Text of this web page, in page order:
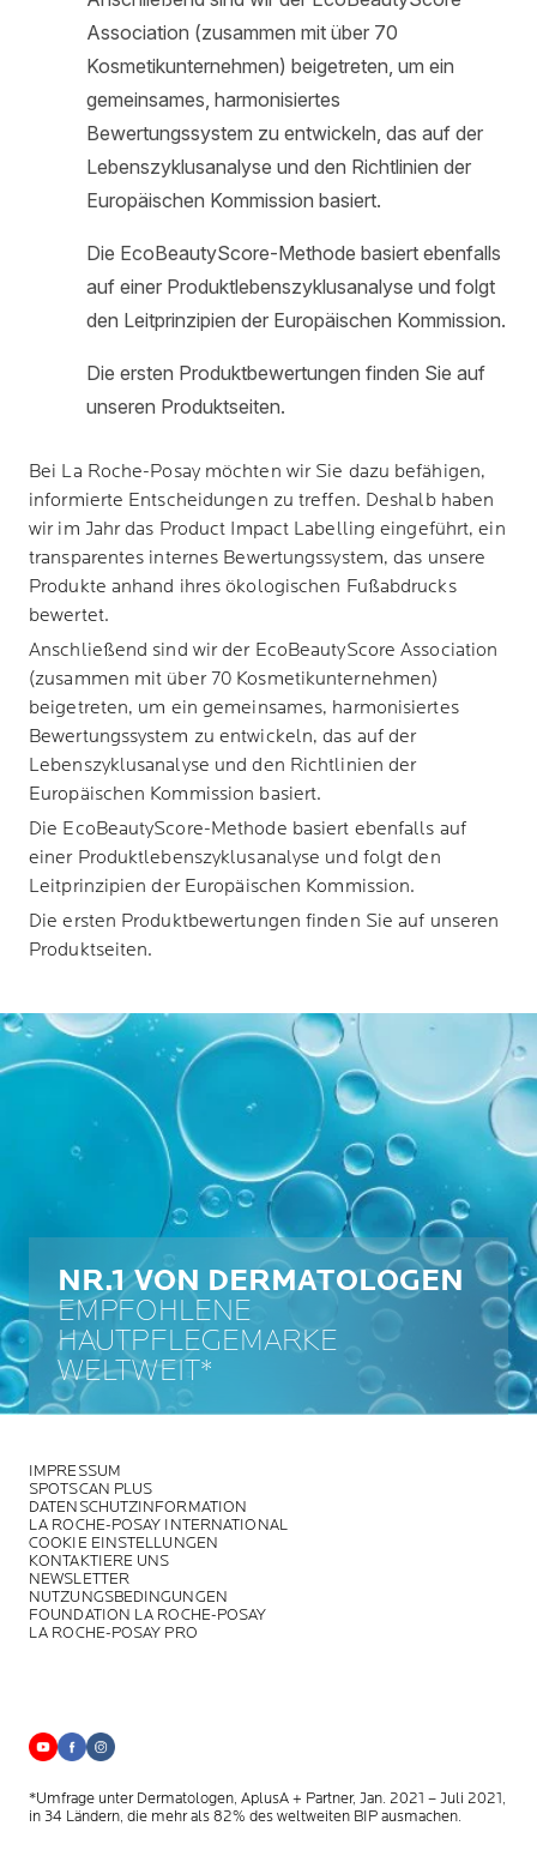
Bei La Roche-Posaymöchten wir Sie dazu befähigen,
informierte Entscheidungen zu treffen. Deshalb haben
wir im Jahr das Product Impact Labelling eingeführt, ein
transparentes internes Bewertungssystem, das unsere
Produkte anhand ihres ökologischen Fußabdrucks
bewertet.
Anschließend sind wir der EcoBeautyScore Association
(zusammen mit über 70 Kosmetikunternehmen)
beigetreten, um ein gemeinsames, harmonisiertes
Bewertungssystem zu entwickeln, das auf der
Lebenszyklusanalyse und den Richtlinien der
Europäischen Kommission basiert.
Die EcoBeautyScore-Methode basiert ebenfalls auf
einer Produktlebenszyklusanalyse und folgt den
Leitprinzipien der Europäischen Kommission.
Die ersten Produktbewertungen finden Sie auf unseren
Produktseiten.
NR.1 VON DERMATOLOGEN
EMPFOHLENE
HAUTPFLEGEMARKE
WELTWEIT*
IMPRESSUM
SPOTSCAN PLUS
DATENSCHUTZINFORMATION
LA ROCHE-POSAY INTERNATIONAL
COOKIE EINSTELLUNGEN
KONTAKTIERE UNS
NEWSLETTER
NUTZUNGSBEDINGUNGEN
FOUNDATION LA ROCHE-POSAY
LA ROCHE-POSAY PRO
*Umfrage unter Dermatologen, AplusA + Partner, Jan. 2021 – Juli 2021,
in 34 Ländern, die mehr als 82% des weltweiten BIP ausmachen.